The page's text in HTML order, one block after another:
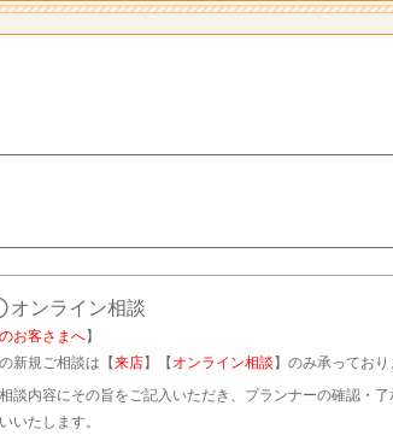
オンライン相談
お客さまへ】
新規ご相談は【来店】【 オンライン相談 】のみ承っており
談内容にその旨をご記入いただき、プランナーの確認・了
いたします。